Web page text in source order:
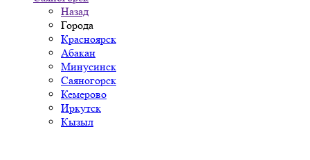
Назад
Города
Красноярск
Абакан
Минусинск
Саяногорск
Кемерово
Иркутск
Кызыл